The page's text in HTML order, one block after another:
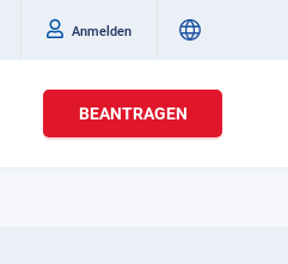
Anmelden
BEANTRAGEN